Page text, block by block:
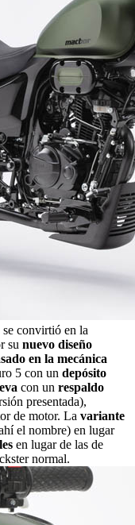
se convirtió en la
su nuevo diseño
en la mecánica
5 con un depósito
con un respaldo
presentada),
de motor. La variante
el nombre) en lugar
en lugar de las de
normal.